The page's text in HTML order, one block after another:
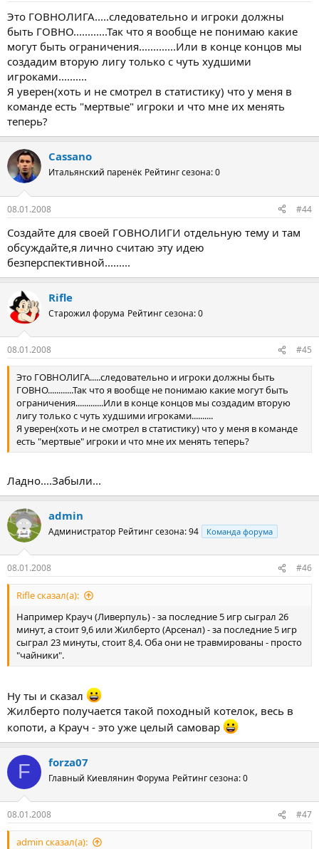
Это ГОВНОЛИГА.....следовательно и игроки должны
быть ГОВНО............Так что я вообще не понимаю какие
могут быть ограничения.............Или в конце концов мы
создадим вторую лигу только с чуть худшими
игроками..........
Я уверен(хоть и не смотрел в статистику) что у меня в
команде есть "мертвые" игроки и что мне их менять
теперь?
Cassano
Итальянский паренёк Рейтинг сезона: 0
08.01.2008 #44
Создайте для своей ГОВНОЛИГИ отдельную тему и там
обсуждайте,я лично считаю эту идею
безперспективной.........
Rifle
Старожил форума Рейтинг сезона: 0
08.01.2008 #45
Это ГОВНОЛИГА.....следовательно и игроки должны быть
ГОВНО............Так что я вообще не понимаю какие могут быть
ограничения.............Или в конце концов мы создадим вторую
лигу только с чуть худшими игроками..........
Я уверен(хоть и не смотрел в статистику) что у меня в команде
есть "мертвые" игроки и что мне их менять теперь?
Ладно....Забыли...
admin
Администратор Рейтинг сезона: 94 Команда форума
08.01.2008 #46
Rifle сказал(а):
Например Крауч (Ливерпуль) - за последние 5 игр сыграл 26
минут, а стоит 9,6 или Жилберто (Арсенал) - за последние 5 игр
сыграл 23 минуты, стоит 8,4. Оба они не травмированы - просто
"чайники".
Ну ты и сказал
Жилберто получается такой походный котелок, весь в
копоти, а Крауч - это уже целый самовар
F forza07
Главный Киевлянин Форума Рейтинг сезона: 0
08.01.2008 #47
admin сказал(а):